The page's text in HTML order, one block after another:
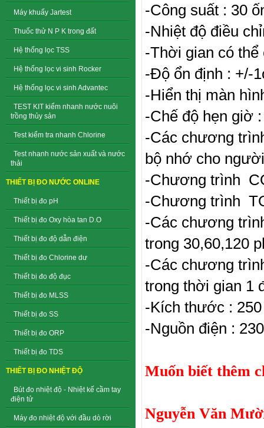
Máy khuấy Jartest
Thuốc thử N P K trong đất
Hệ thống lọc TSS
Hệ thống lọc vi sinh Rocker
Hệ thống lọc vi sinh Advantec
TEST KIT kiểm nhanh nước nuôi
trồng thủy sản
Test kiểm tra nhanh Chlorine
Test nhanh nước sản xuất và nước
thải
THIẾT BỊ ĐO NƯỚC ONLINE
Thiết bị đo pH
Thiết bị đo Oxy hòa tan D.O
Thiết bị đo độ dẫn điện
Thiết bị đo Chlorine dư
Thiết bị đo độ đục
Thiết bị đo MLSS
Thiết bị đo SS
Thiết bị đo ORP
Thiết bị đo TDS
THIẾT BỊ ĐO NHIỆT ĐỘ
Bút đo nhiệt độ - Nhiệt kế cầm tay
điện tử
Máy đo nhiệt độ với đầu dò rời
-Công suất : 30
-Nhiệt độ điều
-Thời gian có thể
-Độ ổn định : +/-
-Hiển thị màn
-Chế độ hẹn giờ
-Các chương
bộ nhớ cho
-Chương trình
-Chương trình
-Các chương
trong 30,60,120
-Các chương
trong thời gian 1
-Kích thước :
-Nguồn điện :
Muốn biết thêm
Nguyễn Văn